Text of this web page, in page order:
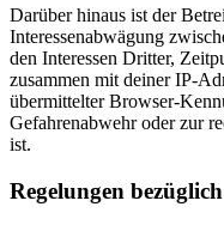
Darüber hinaus ist der
Interessenabwägung
den Interessen Dritter,
zusammen mit deiner IP-
übermittelter Browser-
Gefahrenabwehr oder zur
ist.
Regelungen